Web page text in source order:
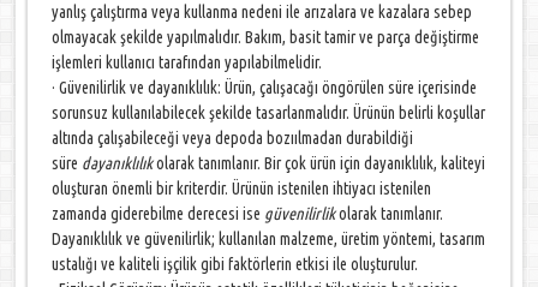
yanlış çalıştırma veya kullanma nedeni ile arızalara ve kazalara sebep
olmayacak şekilde yapılmalıdır. Bakım, basit tamir ve parça değiştirme
işlemleri kullanıcı tarafından yapılabilmelidir.
· Güvenilirlik ve dayanıklılık: Ürün, çalışacağı öngörülen süre içerisinde
sorunsuz kullanılabilecek şekilde tasarlanmalıdır. Ürünün belirli koşullar
altında çalışabileceği veya depoda bozıılmadan durabildiği
süre dayanıklılıkolarak tanımlanır. Bir çok ürün için dayanıklılık, kaliteyi
oluşturan önemli bir kriterdir. Ürünün istenilen ihtiyacı istenilen
zamanda giderebilme derecesi ise güvenilirlikolarak tanımlanır.
Dayanıklılık ve güvenilirlik; kullanılan malzeme, üretim yöntemi, tasarım
ustalığı ve kaliteli işçilik gibi faktörlerin etkisi ile oluşturulur.